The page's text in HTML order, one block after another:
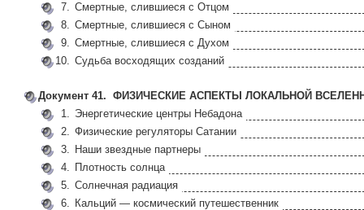
7. Смертные, слившиеся с Отцом
8. Смертные, слившиеся с Сыном
9. Смертные, слившиеся с Духом
10. Судьба восходящих созданий
Документ 41. ФИЗИЧЕСКИЕ АСПЕКТЫ ЛОКАЛЬНОЙ
1. Энергетические центры Небадона
2. Физические регуляторы Сатании
3. Наши звездные партнеры
4. Плотность солнца
5. Солнечная радиация
6. Кальций — космический путешественник